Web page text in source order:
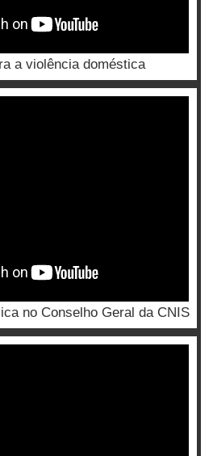
a violência doméstica
no Conselho Geral da CNIS